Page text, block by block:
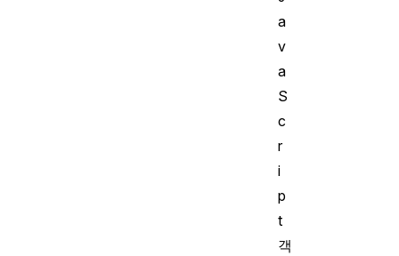
a
v
a
S
c
r
i
p
t
객